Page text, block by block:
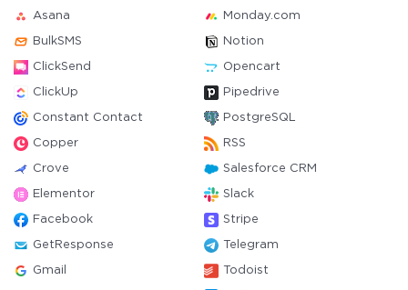
Asana Monday.com
BulkSMS Notion
ClickSend Opencart
ClickUp Pipedrive
Constant Contact PostgreSQL
Copper RSS
Crove Salesforce CRM
Elementor Slack
Facebook Stripe
GetResponse Telegram
Gmail Todoist